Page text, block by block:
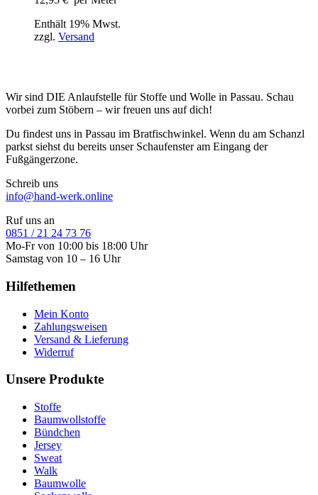
Enthält 19% Mwst.
zzgl. Versand
Wir sind DIE Anlaufstelle für Stoffe und Wolle in Passau. Schau
vorbei zum Stöbern – wir freuen uns auf dich!
Du findest uns in Passau im Bratfischwinkel. Wenn du am Schanzl
parkst siehst du bereits unser Schaufenster am Eingang der
Fußgängerzone.
Schreib uns
info@hand-werk.online
Ruf uns an
0851 / 21 24 73 76
Mo-Fr von 10:00 bis 18:00 Uhr
Samstag von 10 – 16 Uhr
Hilfethemen
Mein Konto
Zahlungsweisen
Versand & Lieferung
Widerruf
Unsere Produkte
Stoffe
Baumwollstoffe
Bündchen
Jersey
Sweat
Walk
Baumwolle